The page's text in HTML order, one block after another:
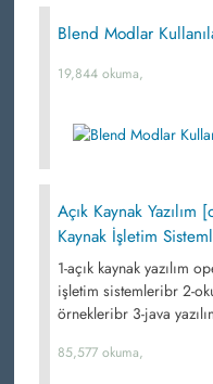
Blend Modlar
19,844 okuma,
Açık Kaynak Yazılım
Kaynak İşletim
1-açık kaynak yazılım
işletim sistemleribr 2-
örnekleribr 3-java
85,577 okuma,